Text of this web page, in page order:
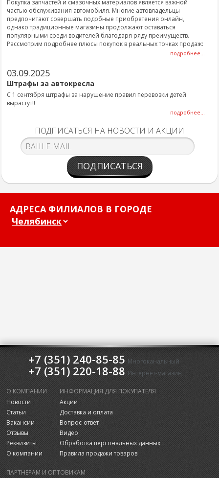
Покупка запчастей и смазочных материалов является важной
частью обслуживания автомобиля. Многие автовладельцы
предпочитают совершать подобные приобретения онлайн,
однако традиционные магазины продолжают оставаться
популярными среди водителей благодаря ряду преимуществ.
Рассмотрим подробнее плюсы покупок в реальных точках продаж:
подробнее...
03.09.2025
Штрафы за автокресла
С 1 сентября штрафы за нарушение правил перевозки детей
вырастут!!
подробнее...
ПОДПИСАТЬСЯ НА НОВОСТИ И АКЦИИ
ПОДПИСАТЬСЯ
АДРЕСА ФИЛИАЛОВ В ГОРОДЕ
+7 (351) 240-85-85 Многоканальный
+7 (351) 220-18-88 Интернет-магазин
О КОМПАНИИ
Новости
Статьи
Вакансии
Отзывы
Реквизиты
О компании
ИНФОРМАЦИЯ ДЛЯ ПОКУПАТЕЛЯ
Акции
Доставка и оплата
Вопрос-ответ
Видео
Обработка персональных данных
Правила продажи товаров
ПАРТНЕРАМ И ОПТОВИКАМ